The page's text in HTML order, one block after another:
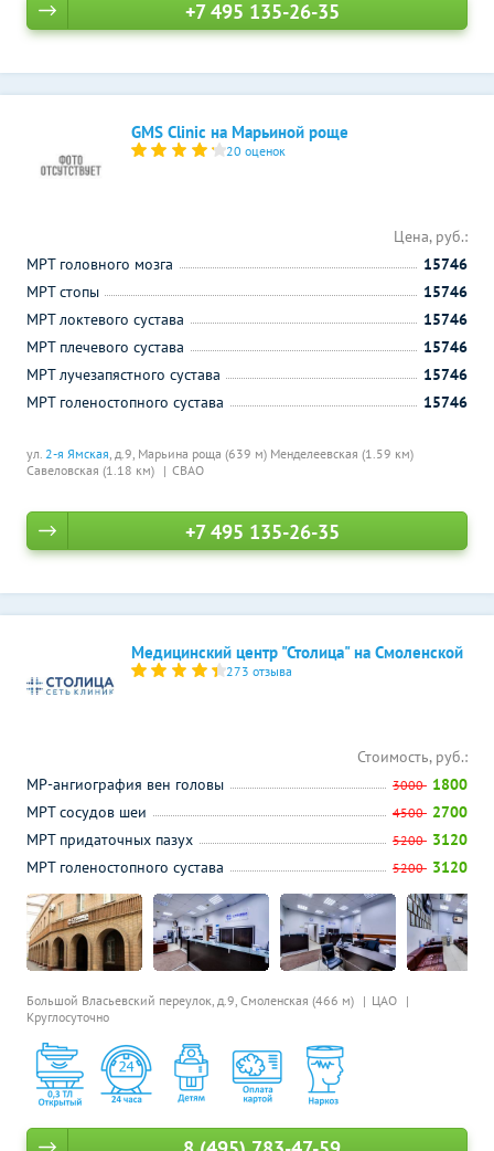
+7 495 135-26-35
GMS Clinic на Марьиной роще
20 оценок
ул. 2-я Ямская, д.9, Марьина роща (639 м) Менделеевская (1.59 км)
Савеловская (1.18 км)
СВАО
Цена, руб.:
МРТ головного мозга
15746
МРТ стопы
15746
МРТ локтевого сустава
15746
МРТ плечевого сустава
15746
МРТ лучезапястного сустава
15746
МРТ голеностопного сустава
15746
+7 495 135-26-35
Медицинский центр "Столица" на Смоленской
273 отзыва
Большой Власьевский переулок, д.9, Смоленская (466 м)
ЦАО
Круглосуточно
Стоимость, руб.:
МР-ангиография вен головы
3000 1800
МРТ сосудов шеи
4500 2700
МРТ придаточных пазух
5200 3120
МРТ голеностопного сустава
5200 3120